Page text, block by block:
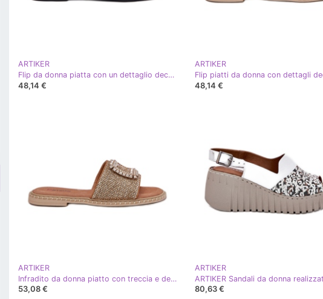
ARTIKER
Flip da donna piatta con un dettaglio decorativo artiker 56c1336 nero
48,14 €
ARTIKER
48,14 €
ARTIKER
Infradito da donna piatto con treccia e decorazione artiker 56c1337 beige
53,08 €
ARTIKER
80,63 €